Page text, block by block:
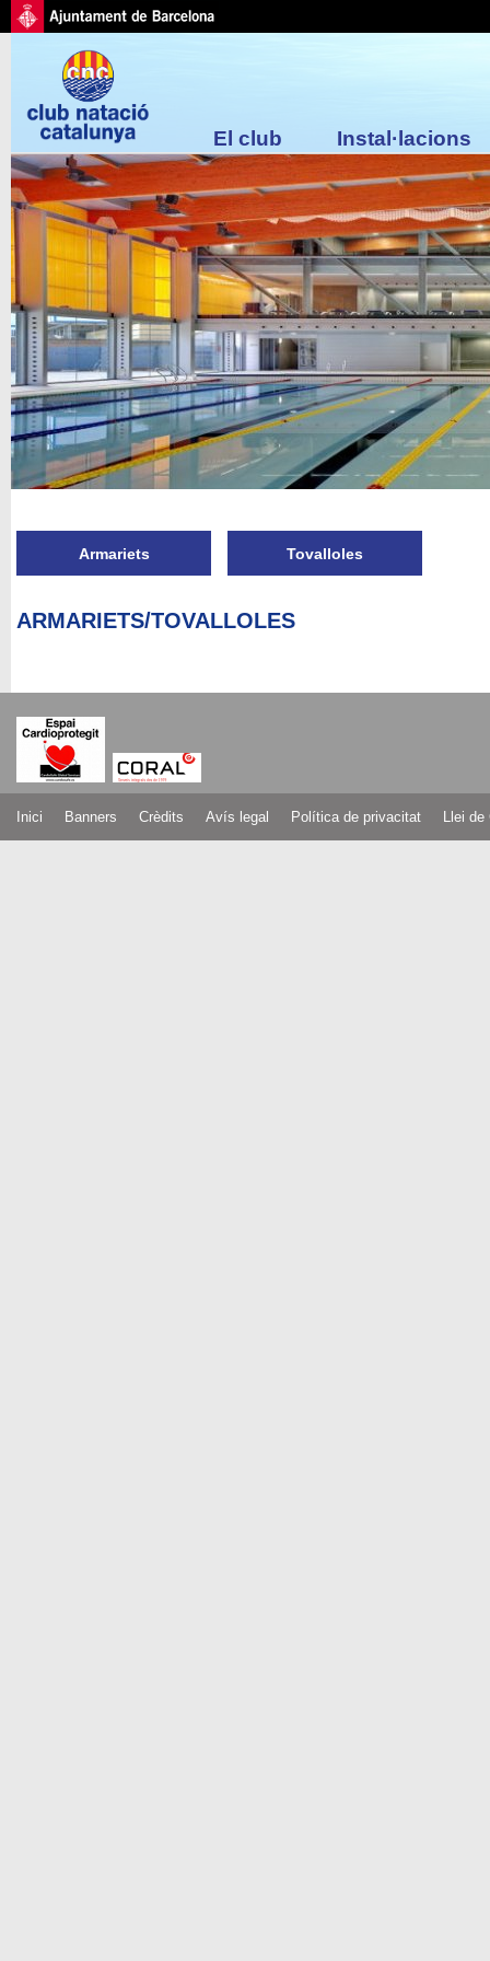
El club Instal·lacions
Armariets Tovalloles
ARMARIETS/TOVALLOLES
Inici Banners Crèdits Avís legal Política de privacitat Llei de